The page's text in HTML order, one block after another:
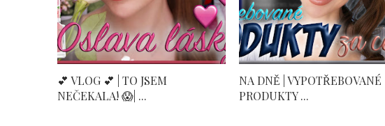
💕 VLOG 💕 | TO JSEM
NEČEKALA! 😱| ...
NA DNĚ | VYPOTŘEBOVANÉ
PRODUKTY ...